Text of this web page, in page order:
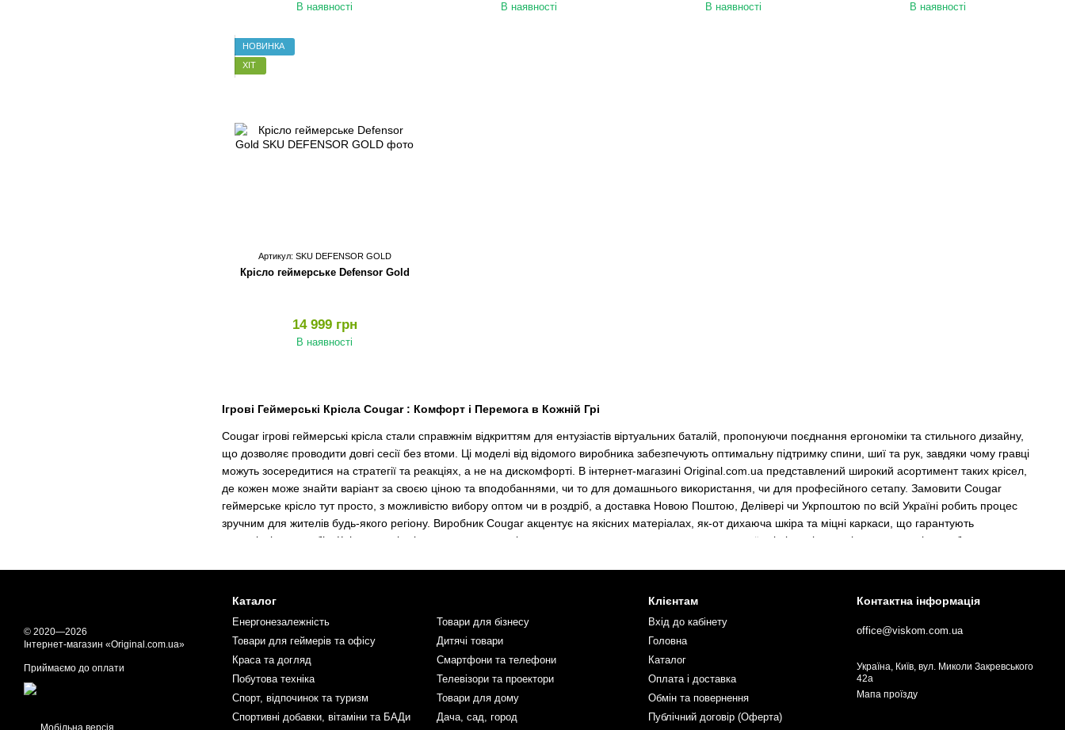
Ігрові Геймерські Крісла Cougar : Комфорт і Перемога в Кожній Грі
Cougar ігрові геймерські крісла стали справжнім відкриттям для ентузіастів віртуальних баталій, пропонуючи поєднання ергономіки та стильного дизайну,
що дозволяє проводити довгі сесії без втоми. Ці моделі від відомого виробника забезпечують оптимальну підтримку спини, шиї та рук, завдяки чому гравці
можуть зосередитися на стратегії та реакціях, а не на дискомфорті. В інтернет-магазині Original.com.ua представлений широкий асортимент таких крісел,
де кожен може знайти варіант за своєю ціною та вподобаннями, чи то для домашнього використання, чи для професійного сетапу. Замовити Cougar
геймерське крісло тут просто, з можливістю вибору оптом чи в роздріб, а доставка Новою Поштою, Делівері чи Укрпоштою по всій Україні робить процес
зручним для жителів будь-якого регіону. Виробник Cougar акцентує на якісних матеріалах, як-от дихаюча шкіра та міцні каркаси, що гарантують
довговічність виробів. Крім того, ці крісла часто оснащені регулюваннями, що дозволяють адаптувати їх під індивідуальні параметри тіла, роблячи гру ще
Переваги Геймерських Крісел Cougar: Ергономіка на Першому Місці
Геймерські крісла Cougar вирізняються продуманим дизайном, де кожна деталь спрямована на максимальний комфорт під час тривалих ігор, з
використанням високоякісних матеріалів від виробника, що забезпечують вентиляцію та стійкість до зносу. Ці моделі оснащені регульованими
підлокітниками, спинками та подушками для попереку, завдяки чому вони адаптуються під різні статури, запобігаючи болю в спині та шиї після годин за
комп'ютером. Варто відзначити, що ціна на такі ігрові крісла в інтернет-магазині Original.com.ua робить їх доступними для широкого кола покупців, а
можливість купити оптом чи в роздріб додає гнучкості для геймерів чи стрімерів. Замовити Cougar геймерське крісло означає отримати продукт, де
синонімом якості стає довговічність, адже каркас з металу та оббивка з преміум-шкіри витримують інтенсивне використання без втрати форми. Крім того,
В наявності В наявності В наявності В наявності
НОВИНКА
ХІТ
Артикул: SKU DEFENSOR GOLD
Крісло геймерське Defensor Gold
14 999 грн
В наявності
© 2020—2026
Інтернет-магазин «Original.com.ua»
Приймаємо до оплати
Мобільна версія
Каталог
Енергонезалежність
Товари для геймерів та офісу
Краса та догляд
Побутова техніка
Спорт, відпочинок та туризм
Спортивні добавки, вітаміни та БАДи
Товари для бізнесу
Дитячі товари
Смартфони та телефони
Телевізори та проектори
Товари для дому
Дача, сад, город
Клієнтам
Вхід до кабінету
Головна
Каталог
Оплата і доставка
Обмін та повернення
Публічний договір (Оферта)
Контактна інформація
office@viskom.com.ua
Україна, Київ, вул. Миколи Закревського
42а
Мапа проїзду